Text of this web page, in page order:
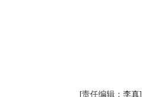
[责任编辑： 李真]